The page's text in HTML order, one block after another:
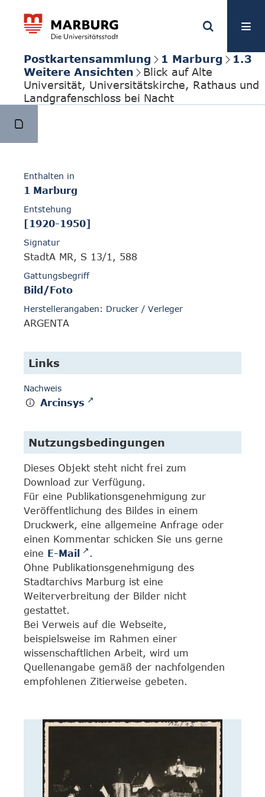
Postkartensammlung 1 Marburg
1.3
Weitere Ansichten
Blick auf Alte
Universität, Universitätskirche, Rathaus und
Landgrafenschloss bei Nacht
Enthalten in
1 Marburg
Entstehung
[1920-1950]
Signatur
StadtA MR, S 13/1, 588
Gattungsbegriff
Bild/Foto
Herstellerangaben: Drucker / Verleger
ARGENTA
Links
Nachweis
Arcinsys
Nutzungsbedingungen
Dieses Objekt steht nicht frei zum
Download zur Verfügung.
Für eine Publikationsgenehmigung zur
Veröffentlichung des Bildes in einem
Druckwerk, eine allgemeine Anfrage oder
einen Kommentar schicken Sie uns gerne
eine E-Mail
.
Ohne Publikationsgenehmigung des
Stadtarchivs Marburg ist eine
Weiterverbreitung der Bilder nicht
gestattet.
Bei Verweis auf die Webseite,
beispielsweise im Rahmen einer
wissenschaftlichen Arbeit, wird um
Quellenangabe gemäß der nachfolgenden
empfohlenen Zitierweise gebeten.